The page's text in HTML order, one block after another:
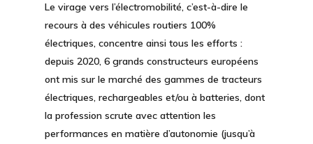
Le virage vers l’électromobilité, c’est-à-dire le
recours à des véhicules routiers 100%
électriques, concentre ainsi tous les efforts :
depuis 2020, 6 grands constructeurs européens
ont mis sur le marché des gammes de tracteurs
électriques, rechargeables et/ou à batteries, dont
la profession scrute avec attention les
performances en matière d’autonomie (jusqu’à